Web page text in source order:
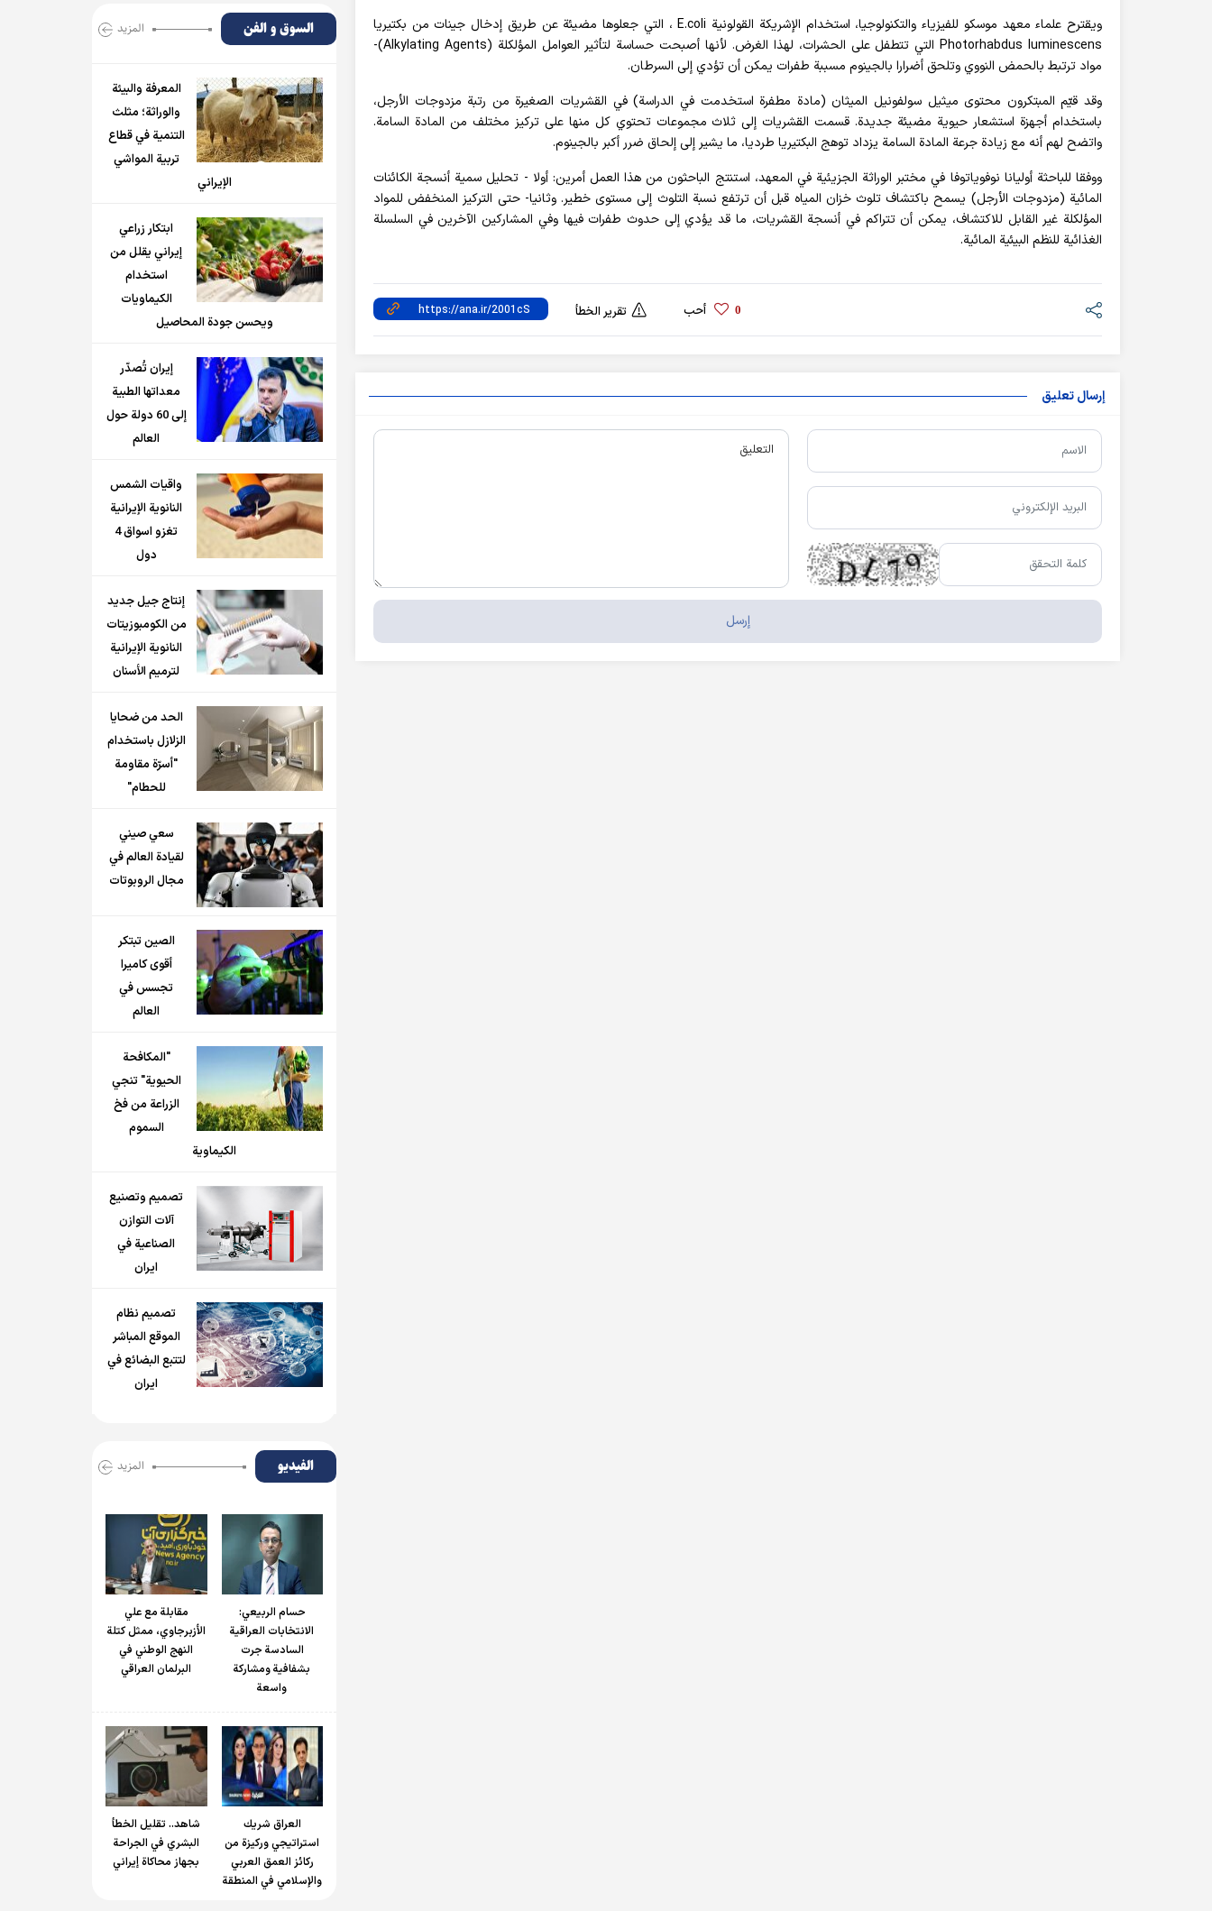
ويقترح علماء معهد موسكو للفيزياء والتكنولوجيا، استخدام الإشريكة القولونية E.coli ، التي جعلوها مضيئة عن طريق إدخال جينات من بكتيريا
Photorhabdus luminescens التي تتطفل على الحشرات، لهذا الغرض. لأنها أصبحت حساسة لتأثير العوامل المؤلكلة (Alkylating Agents)-
مواد ترتبط بالحمض النووي وتلحق أضرارا بالجينوم مسببة طفرات يمكن أن تؤدي إلى السرطان.
وقد قيّم المبتكرون محتوى ميثيل سولفونيل الميثان (مادة مطفرة استخدمت في الدراسة) في القشريات الصغيرة من رتبة مزدوجات الأرجل،
باستخدام أجهزة استشعار حيوية مضيئة جديدة. قسمت القشريات إلى ثلاث مجموعات تحتوي كل منها على تركيز مختلف من المادة السامة.
واتضح لهم أنه مع زيادة جرعة المادة السامة يزداد توهج البكتيريا طرديا، ما يشير إلى إلحاق ضرر أكبر بالجينوم.
ووفقا للباحثة أوليانا نوفوياتوفا في مختبر الوراثة الجزيئية في المعهد، استنتج الباحثون من هذا العمل أمرين: أولا - تحليل سمية أنسجة الكائنات
المائية (مزدوجات الأرجل) يسمح باكتشاف تلوث خزان المياه قبل أن ترتفع نسبة التلوث إلى مستوى خطير. وثانيا- حتى التركيز المنخفض للمواد
المؤلكلة غير القابل للاكتشاف، يمكن أن تتراكم في أنسجة القشريات، ما قد يؤدي إلى حدوث طفرات فيها وفي المشاركين الآخرين في السلسلة
الغذائية للنظم البيئية المائية.
0 أحب تقرير الخطأ
إرسال تعليق
السوق و الفن المزید
المعرفة والبيئة
والوراثة؛ مثلث
التنمية في قطاع
تربية المواشي
الإيراني
ابتكار زراعي
إيراني يقلل من
استخدام
الكيماويات
ويحسن جودة المحاصيل
إيران تُصدّر
معداتها الطبية
إلى 60 دولة حول
العالم
واقيات الشمس
النانوية الإيرانية
تغزو اسواق 4
دول
إنتاج جيل جديد
من الكومبوزيتات
النانوية الإيرانية
لترميم الأسنان
الحد من ضحايا
الزلازل باستخدام
"أسرّة مقاومة
للحطام"
سعي صيني
لقيادة العالم في
مجال الروبوتات
الصين تبتكر
أقوى كاميرا
تجسس في
العالم
"المكافحة
الحيوية" تنجي
الزراعة من فخ
السموم
الكيماوية
تصميم وتصنيع
آلات التوازن
الصناعية في
ايران
تصميم نظام
الموقع المباشر
لتتبع البضائع في
ايران
الفیدیو المزید
حسام الربیعي:
الانتخابات العراقية
السادسة جرت
بشفافية ومشاركة
واسعة
مقابلة مع علي
الأزبرجاوي، ممثل كتلة
النهج الوطني في
البرلمان العراقي
العراق شريك
استراتيجي وركيزة من
ركائز العمق العربي
والإسلامي في المنطقة
شاهد.. تقليل الخطأ
البشري في الجراحة
بجهاز محاكاة إيراني